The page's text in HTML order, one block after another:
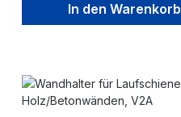
In den Warenkorb